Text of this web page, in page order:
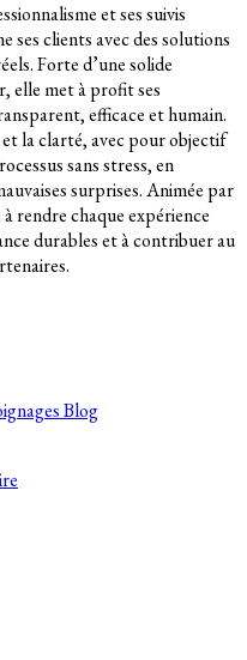
et ses suivis
ses clients avec des solutions
Forte d’une solide
elle met à profit ses
efficace et humain.
la clarté, avec pour objectif
sans stress, en
surprises. Animée par
rendre chaque expérience
durables et à contribuer au
Blog